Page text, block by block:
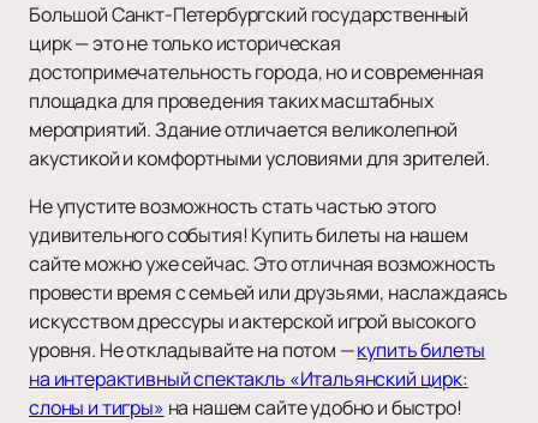
Большой Санкт-Петербургский государственный
цирк — это не только историческая
достопримечательность города, но и современная
площадка для проведения таких масштабных
мероприятий. Здание отличается великолепной
акустикой и комфортными условиями для зрителей.
Не упустите возможность стать частью этого
удивительного события! Купить билеты на нашем
сайте можно уже сейчас. Это отличная возможность
провести время с семьей или друзьями, наслаждаясь
искусством дрессуры и актерской игрой высокого
уровня. Не откладывайте на потом —купить билеты
на интерактивный спектакль «Итальянский цирк:
слоны и тигры» на нашем сайте удобно и быстро!